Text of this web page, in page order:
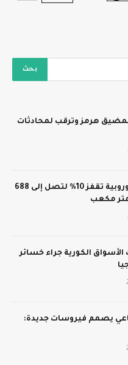
بمضيق هرمز وترقب لمحادثات
أسعار الغاز الأوروبية تقفز 10% لتصل إلى 688
متر مكعب
الكورية جراء خسائر
يصمم فيروسات جديدة: